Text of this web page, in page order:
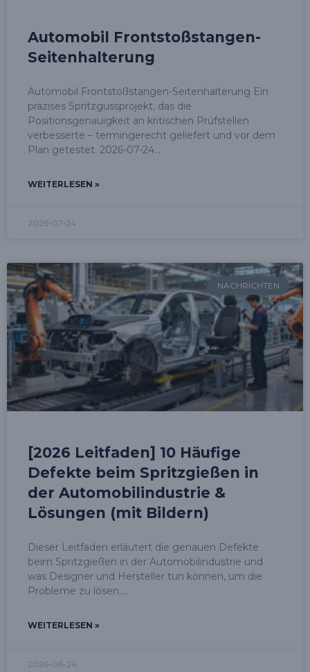
Automobil Frontstoßstangen-
Seitenhalterung
Automobil Frontstoßstangen-Seitenhalterung Ein
präzises Spritzgussprojekt, das die
Positionsgenauigkeit an kritischen Prüfstellen
verbesserte – termingerecht geliefert und vor dem
Plan getestet. 2026-07-24
WEITERLESEN »
2026-07-24
NACHRICHTEN
[2026 Leitfaden] 10 Häufige
Defekte beim Spritzgießen in
der Automobilindustrie &
Lösungen (mit Bildern)
Dieser Leitfaden erläutert die genauen Defekte
beim Spritzgießen in der Automobilindustrie und
was Designer und Hersteller tun können, um die
Probleme zu lösen.
WEITERLESEN »
2026-06-24